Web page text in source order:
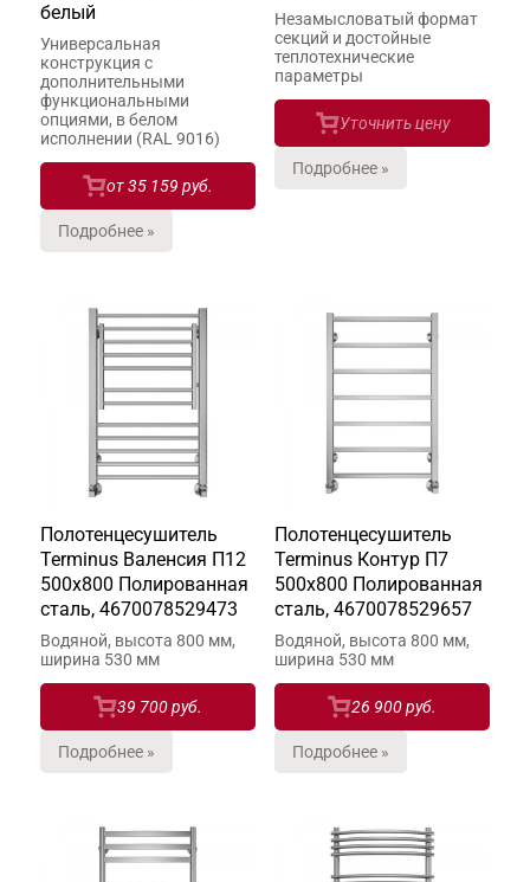
белый
Универсальная
конструкция с
дополнительными
функциональными
опциями, в белом
исполнении (RAL 9016)
от35 159 руб.
Подробнее »
Незамысловатый формат
секций и достойные
теплотехнические
параметры
Уточнить цену
Подробнее »
Полотенцесушитель
Terminus Валенсия П12
500х800 Полированная
сталь, 4670078529473
Водяной, высота 800 мм,
ширина 530 мм
39 700 руб.
Подробнее »
Полотенцесушитель
Terminus Контур П7
500х800 Полированная
сталь, 4670078529657
Водяной, высота 800 мм,
ширина 530 мм
26 900 руб.
Подробнее »